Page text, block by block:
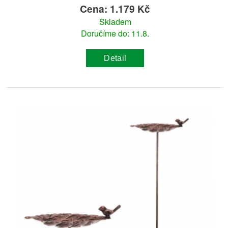
Cena: 1.179 Kč
Skladem
Doručíme do: 11.8.
Detail